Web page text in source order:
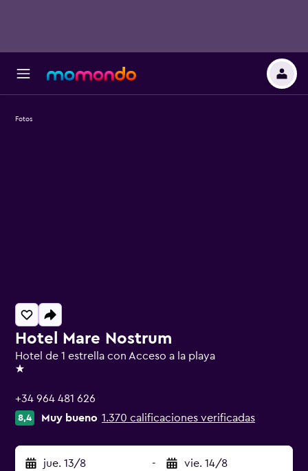
Hotel Mare Nostrum
Hotel de 1 estrella con Acceso a la playa
1 estrella
+34 964 481 626
8,4 Muy bueno 1.370 calificaciones verificadas
jue. 13/8 - vie. 14/8
Fotos